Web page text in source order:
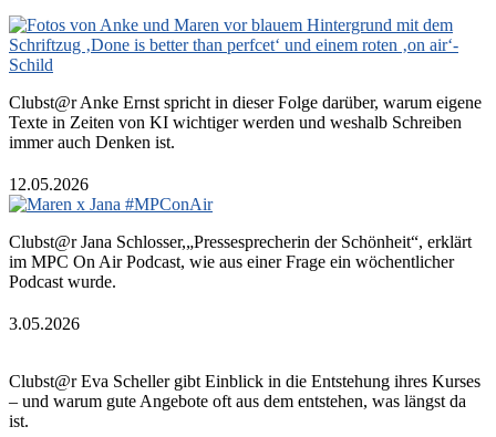
Clubst@r Anke Ernst spricht in dieser Folge darüber, warum eigene
Texte in Zeiten von KI wichtiger werden und weshalb Schreiben
immer auch Denken ist.
12.05.2026
Clubst@r Jana Schlosser,„Pressesprecherin der Schönheit“, erklärt
im MPC On Air Podcast, wie aus einer Frage ein wöchentlicher
Podcast wurde.
3.05.2026
Clubst@r Eva Scheller gibt Einblick in die Entstehung ihres Kurses
– und warum gute Angebote oft aus dem entstehen, was längst da
ist.